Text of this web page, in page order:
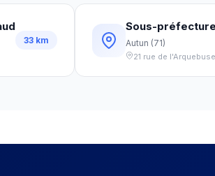
33 km
Sous-préfecture
Autun (71)
21 rue de l'Arquebuse